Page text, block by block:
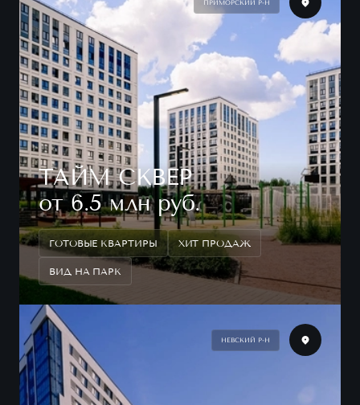
ПРИМОРСКИЙ Р-Н
ТАЙМ СКВЕР
от 6.5 млн руб.
ГОТОВЫЕ КВАРТИРЫ ХИТ ПРОДАЖ
ВИД НА ПАРК
НЕВСКИЙ Р-Н